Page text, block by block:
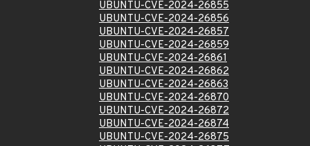
UBUNTU-CVE-2024-26855
UBUNTU-CVE-2024-26856
UBUNTU-CVE-2024-26857
UBUNTU-CVE-2024-26859
UBUNTU-CVE-2024-26861
UBUNTU-CVE-2024-26862
UBUNTU-CVE-2024-26863
UBUNTU-CVE-2024-26870
UBUNTU-CVE-2024-26872
UBUNTU-CVE-2024-26874
UBUNTU-CVE-2024-26875